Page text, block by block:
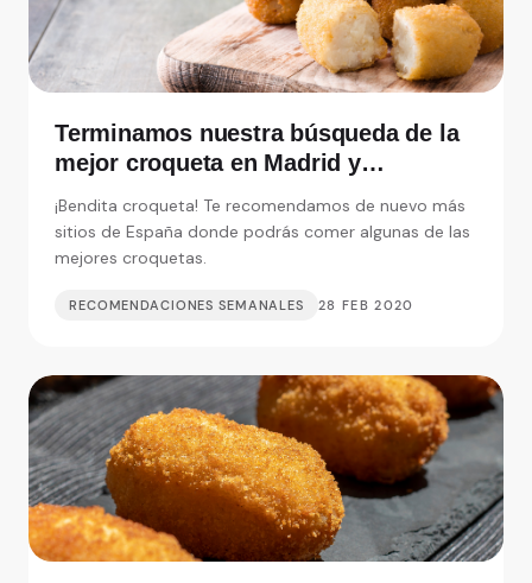
Terminamos nuestra búsqueda de la
mejor croqueta en Madrid y
¡Bendita croqueta! Te recomendamos de nuevo más
sitios de España donde podrás comer algunas de las
mejores croquetas.
RECOMENDACIONES SEMANALES 28 FEB 2020